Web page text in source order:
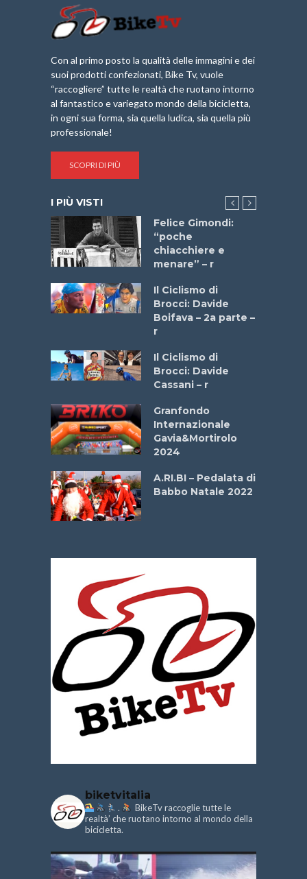
Con al primo posto la qualità delle immagini e dei
suoi prodotti confezionati, Bike Tv, vuole
“raccogliere” tutte le realtà che ruotano intorno
al fantastico e variegato mondo della bicicletta,
in ogni sua forma, sia quella ludica, sia quella più
professionale!
SCOPRI DI PIÙ
I PIÙ VISTI
Felice Gimondi:
“poche
chiacchiere e
menare” – r
Il Ciclismo di
Brocci: Davide
Boifava – 2a parte –
r
Il Ciclismo di
Brocci: Davide
Cassani – r
Granfondo
Internazionale
Gavia&Mortirolo
2024
A.RI.BI – Pedalata di
Babbo Natale 2022
biketvitalia
.
BikeTv raccoglie tutte le
realtà’ che ruotano intorno al mondo della
bicicletta.